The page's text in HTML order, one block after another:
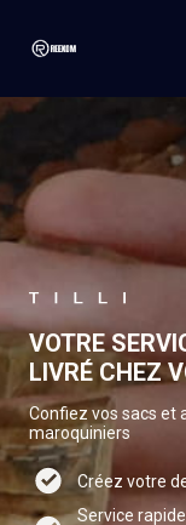
VOTRE
LIVRÉ CHEZ
Confiez vos sacs et
maroquiniers
Créez votre
Service